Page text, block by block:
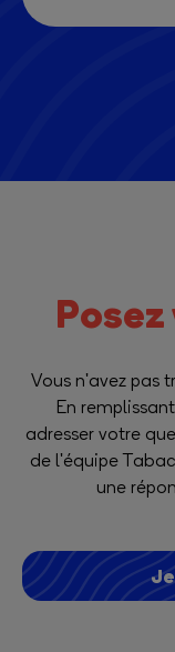
Vous n'avez pas
En
adresser votre
de l'équipe
une